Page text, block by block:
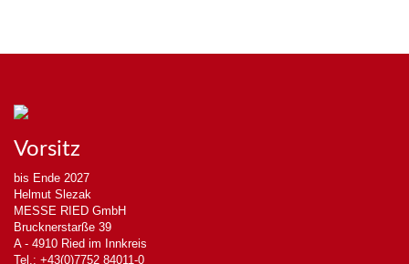
Vorsitz
bis Ende 2027
Helmut Slezak
MESSE RIED GmbH
Brucknerstarße 39
A - 4910 Ried im Innkreis
Tel.: +43(0)7752 84011-0